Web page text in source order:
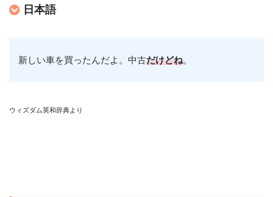
日本語
新しい車を買ったんだよ。中古だけどね。
ウィズダム英和辞典より